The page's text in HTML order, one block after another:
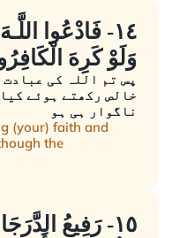
١٤- فَادْعُوا
وَلَوْ كَرِهَ
پس تم اللہ کی
خالص رکھتے ہوئے
ناگوار ہی ہو
(your) faith and
the
١٥- رَفِيعُ